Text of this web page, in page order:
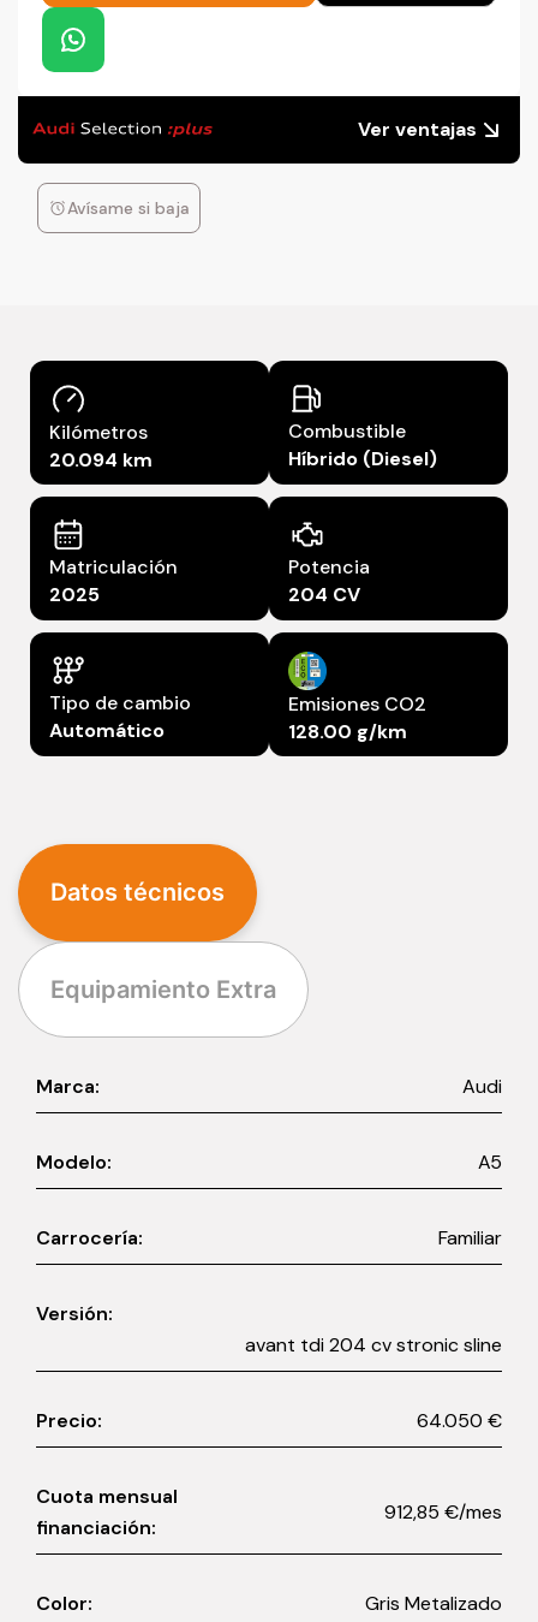
Ver ventajas
Avísame si baja
Kilómetros
20.094 km
Combustible
Híbrido (Diesel)
Matriculación
2025
Potencia
204 CV
Tipo de cambio
Automático
Emisiones CO2
128.00 g/km
Datos técnicos
Equipamiento Extra
Marca: Audi
Modelo: A5
Carrocería: Familiar
Versión:
avant tdi 204 cv stronic sline
Precio: 64.050 €
Cuota mensual
financiación:
912,85 €/mes
Color: Gris Metalizado